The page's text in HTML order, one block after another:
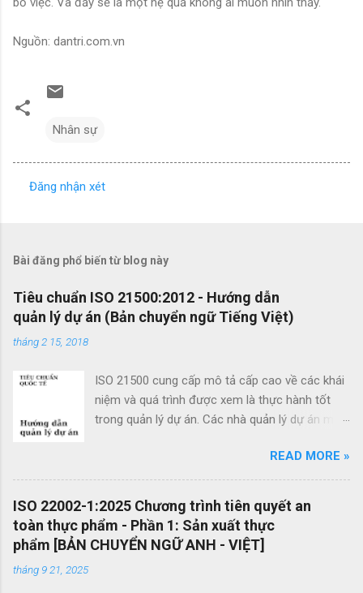
Nguồn: dantri.com.vn
Nhân sự
x
é
t
Đăng nhận xét
Bài đăng phổ biến từ blog này
Tiêu chuẩn ISO 21500:2012 - Hướng dẫn
quản lý dự án (Bản chuyển ngữ Tiếng Việt)
tháng 2 15, 2018
ISO 21500 cung cấp mô tả cấp cao về các khái
niệm và quá trình được xem là thực hành tốt
trong quản lý dự án. Các nhà quản lý dự án mới
nghiệm có thể sử dụng hướng dẫn quản lý dự
án theo tiêu chuẩn này để cải thiện thành công
của dự án và đạt được kết quả kinh doanh. Các
lợi ích của ISO 21500 bao gồm: Khuyến khích
chuyển giao kiến ​​thức giữa các dự án và giữa
các tổ chức nhằm nâng cao chất lượng dự án
READ MORE »
ISO 22002-1:2025 Chương trình tiên quyết an
toàn thực phẩm - Phần 1: Sản xuất thực
phẩm [BẢN CHUYỂN NGỮ ANH - VIỆT]
tháng 9 21, 2025